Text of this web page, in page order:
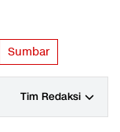
Sumbar
Tim Redaksi